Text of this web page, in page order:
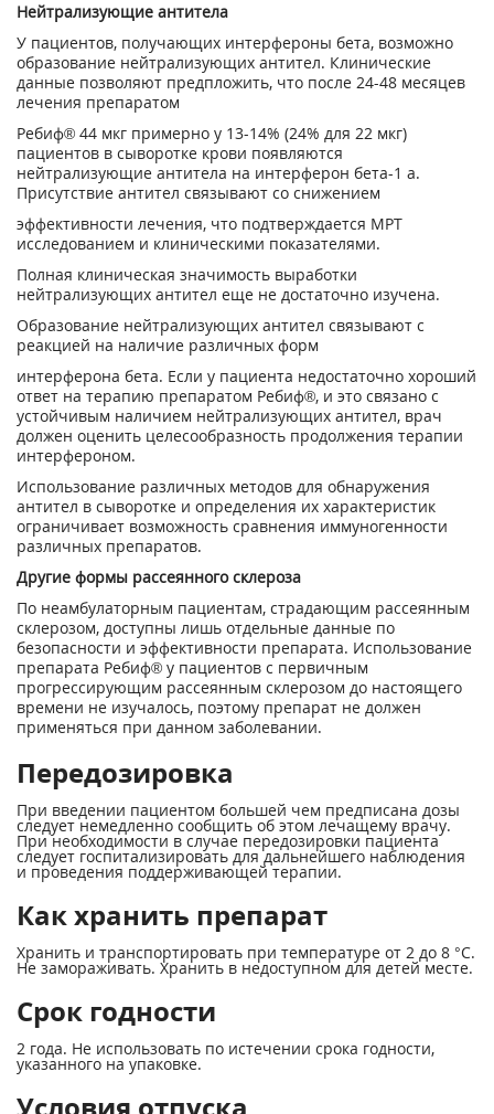
Нейтрализующие антитела
У пациентов, получающих интерфероны бета, возможно
образование нейтрализующих антител. Клинические
данные позволяют предпложить, что после 24-48 месяцев
лечения препаратом
Ребиф® 44 мкг примерно у 13-14% (24% для 22 мкг)
пациентов в сыворотке крови появляются
нейтрализующие антитела на интерферон бета-1 а.
Присутствие антител связывают со снижением
эффективности лечения, что подтверждается МРТ
исследованием и клиническими показателями.
Полная клиническая значимость выработки
нейтрализующих антител еще не достаточно изучена.
Образование нейтрализующих антител связывают с
реакцией на наличие различных форм
интерферона бета. Если у пациента недостаточно хороший
ответ на терапию препаратом Ребиф®, и это связано с
устойчивым наличием нейтрализующих антител, врач
должен оценить целесообразность продолжения терапии
интерфероном.
Использование различных методов для обнаружения
антител в сыворотке и определения их характеристик
ограничивает возможность сравнения иммуногенности
различных препаратов.
Другие формы рассеянного склероза
По неамбулаторным пациентам, страдающим рассеянным
склерозом, доступны лишь отдельные данные по
безопасности и эффективности препарата. Использование
препарата Ребиф® у пациентов с первичным
прогрессирующим рассеянным склерозом до настоящего
времени не изучалось, поэтому препарат не должен
применяться при данном заболевании.
Передозировка
При введении пациентом большей чем предписана дозы
следует немедленно сообщить об этом лечащему врачу.
При необходимости в случае передозировки пациента
следует госпитализировать для дальнейшего наблюдения
и проведения поддерживающей терапии.
Как хранить препарат
Хранить и транспортировать при температуре от 2 до 8 °С.
Не замораживать. Хранить в недоступном для детей месте.
Срок годности
2 года. Не использовать по истечении срока годности,
указанного на упаковке.